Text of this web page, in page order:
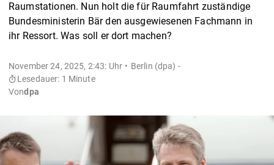
Raumstationen. Nun holt die für Raumfahrt zuständige
Bundesministerin Bär den ausgewiesenen Fachmann in
ihr Ressort. Was soll er dort machen?
November 24, 2025, 2:43: Uhr
Berlin (dpa) -
Lesedauer: 1 Minute
Vondpa